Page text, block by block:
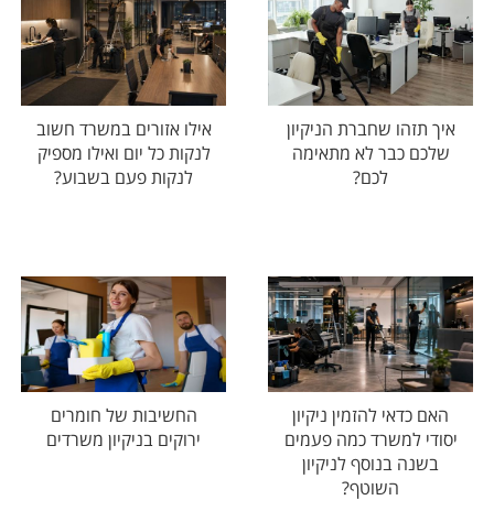
איך תזהו שחברת הניקיון
שלכם כבר לא מתאימה
לכם?
אילו אזורים במשרד חשוב
לנקות כל יום ואילו מספיק
לנקות פעם בשבוע?
האם כדאי להזמין ניקיון
יסודי למשרד כמה פעמים
בשנה בנוסף לניקיון
השוטף?
החשיבות של חומרים
ירוקים בניקיון משרדים